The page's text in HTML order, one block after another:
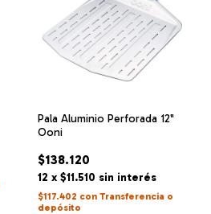
Pala Aluminio Perforada 12"
Ooni
$138.120
12 x $11.510 sin interés
$117.402 con Transferencia o
depósito